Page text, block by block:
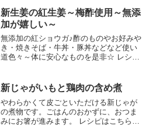
新生姜の紅生姜～梅酢使用～無添
加が嬉しい～
無添加の紅ショウガ♪酢のものやお好みや
き・焼きそば・牛丼・豚丼などなど使い
道色々～体に安心なものを是非☆ レシピ
梅酢赤紫蘇（梅酢絞ってない状態）みん
なのレビュー
新じゃがいもと鶏肉の含め煮
やわらかくて皮ごといただける新じゃが
の煮物です。ごはんのおかずに、おつま
みにお箸が進みます。 レシピはこちら